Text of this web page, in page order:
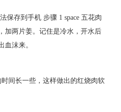
保存到手机 步骤 1 space 五花肉
加两片姜。记住是冷水，开水后
血沫来。
间长一些，这样做出的红烧肉软